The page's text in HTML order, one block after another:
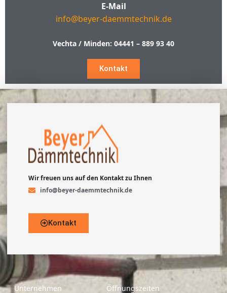
E-Mail
info@beyer-daemmtechnik.de
Vechta / Minden: 04441 – 889 93 40
Kontakt
Wir freuen uns auf den Kontakt zu Ihnen
info@beyer-daemmtechnik.de
Kontakt
Unternehmen Öffnungszeiten